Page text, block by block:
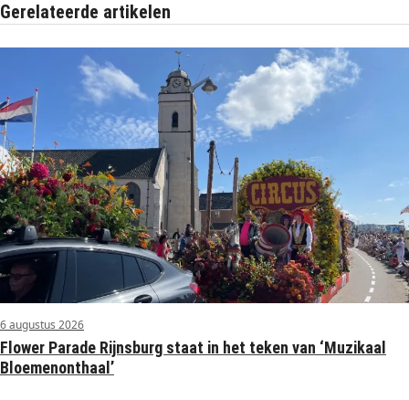
Gerelateerde artikelen
6 augustus 2026
Flower Parade Rijnsburg staat in het teken van ‘Muzikaal
Bloemenonthaal’